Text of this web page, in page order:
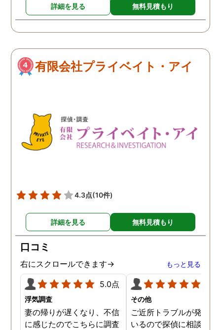
詳細を見る 無料見積もり
有限会社プライベイト・アイ
4.3点(10件)
詳細を見る 無料見積もり
口コミ
右にスクロールできます→ もっと見る
5.0点
浮気調査
妻の帰りが遅くなり、不信
に感じたのでこちらに調査
その他
ご近所トラブルが発生し
いるので探偵に相談する